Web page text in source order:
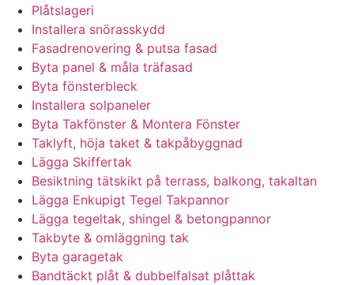
Plåtslageri
Installera snörasskydd
Fasadrenovering & putsa fasad
Byta panel & måla träfasad
Byta fönsterbleck
Installera solpaneler
Byta Takfönster & Montera Fönster
Taklyft, höja taket & takpåbyggnad
Lägga Skiffertak
Besiktning tätskikt på terrass, balkong, takaltan
Lägga Enkupigt Tegel Takpannor
Lägga tegeltak, shingel & betongpannor
Takbyte & omläggning tak
Byta garagetak
Bandtäckt plåt & dubbelfalsat plåttak